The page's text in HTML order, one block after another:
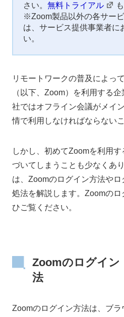
さい。 無料トライアル
※Zoom製品以外の各サー
は、サービス提供事業者に
い。
リモートワークの普及によっ
（以下、Zoom）を利用する
社ではオフライン会議がメイ
情で利用しなければならない
しかし、初めてZoomを利用
づいてしまうことも少なくあ
は、Zoomのログイン方法や
処法を解説します。Zoomの
ひご覧ください。
Zoomのログイン
法
Zoomのログイン方法は、ブ